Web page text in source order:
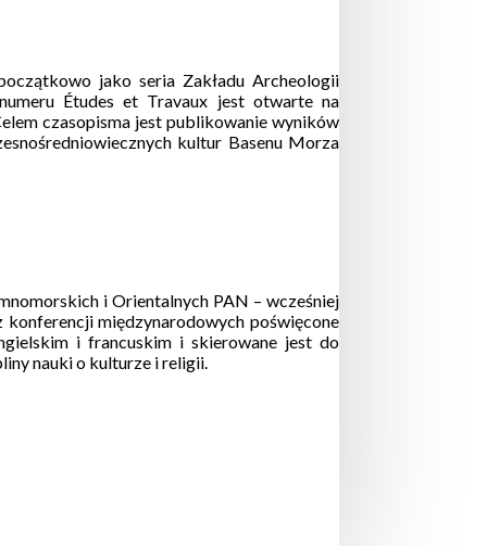
jako seria Zakładu Archeologii
Études et Travaux jest otwarte na
czasopisma jest publikowanie wyników
kultur Basenu Morza
i Orientalnych PAN – wcześniej
międzynarodowych poświęcone
i francuskim i skierowane jest do
nauki o kulturze i religii.